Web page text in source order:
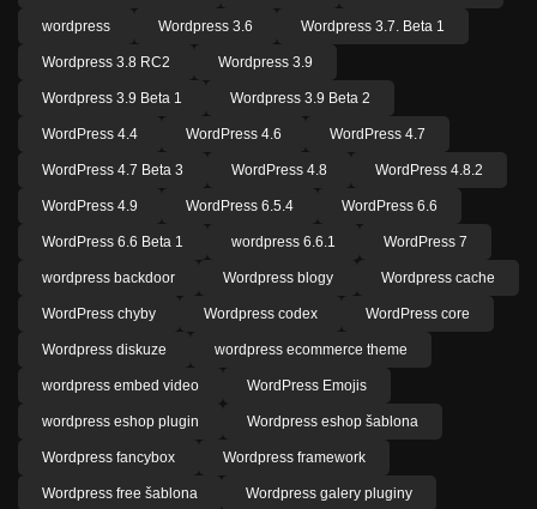
wordpress Wordpress 3.6 Wordpress 3.7. Beta 1
Wordpress 3.8 RC2 Wordpress 3.9
Wordpress 3.9 Beta 1 Wordpress 3.9 Beta 2
WordPress 4.4 WordPress 4.6 WordPress 4.7
WordPress 4.7 Beta 3 WordPress 4.8 WordPress 4.8.2
WordPress 4.9 WordPress 6.5.4 WordPress 6.6
WordPress 6.6 Beta 1 wordpress 6.6.1 WordPress 7
wordpress backdoor Wordpress blogy Wordpress cache
WordPress chyby Wordpress codex WordPress core
Wordpress diskuze wordpress ecommerce theme
wordpress embed video WordPress Emojis
wordpress eshop plugin Wordpress eshop šablona
Wordpress fancybox Wordpress framework
Wordpress free šablona Wordpress galery pluginy